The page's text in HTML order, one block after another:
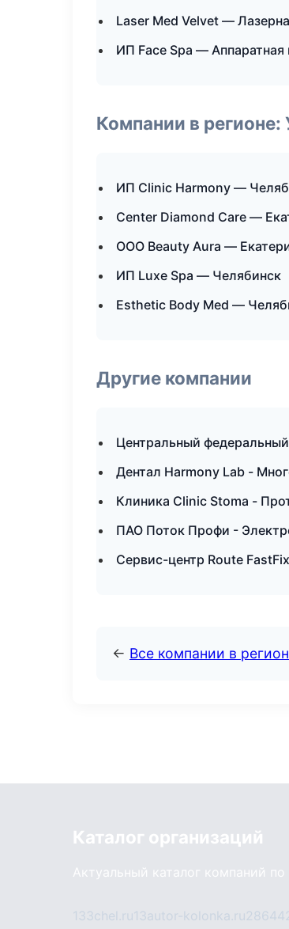
Laser Med Velvet —
ИП Face Spa — Аппаратная
Компании в
ИП Clinic Harmony —
Center Diamond Care —
ООО Beauty Aura —
ИП Luxe Spa — Челябинск
Esthetic Body Med —
Другие компании
Центральный
Дентал Harmony Lab -
Клиника Clinic Stoma -
ПАО Поток Профи -
Сервис-центр Route
← Все компании в
Каталог организаций
Актуальный каталог компаний
133chel.ru13autor-kolonka.ru